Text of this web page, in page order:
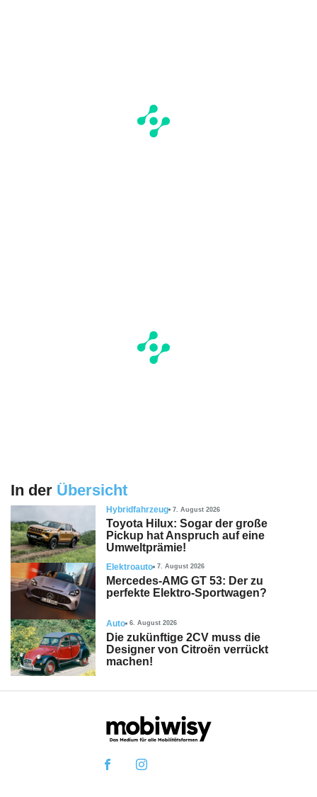
In der Übersicht
Hybridfahrzeug 7. August 2026
Toyota Hilux: Sogar der große
Pickup hat Anspruch auf eine
Umweltprämie!
Elektroauto 7. August 2026
Mercedes-AMG GT 53: Der zu
perfekte Elektro-Sportwagen?
Auto 6. August 2026
Die zukünftige 2CV muss die
Designer von Citroën verrückt
machen!